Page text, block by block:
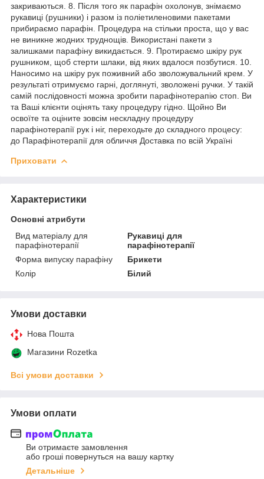
закриваються. 8. Після того як парафін охолонув, знімаємо
рукавиці (рушники) і разом із поліетиленовими пакетами
прибираємо парафін. Процедура на стільки проста, що у вас
не виникне жодних труднощів. Використані пакети з
залишками парафіну викидається. 9. Протираємо шкіру рук
рушником, щоб стерти шлаки, від яких вдалося позбутися. 10.
Наносимо на шкіру рук поживний або зволожувальний крем. У
результаті отримуємо гарні, доглянуті, зволожені ручки. У такій
самій послідовності можна зробити парафінотерапію стоп. Ви
та Ваші клієнти оцінять таку процедуру гідно. Щойно Ви
освоїте та оціните зовсім нескладну процедуру
парафінотерапії рук і ніг, переходьте до складного процесу:
до Парафінотерапії для обличчя Доставка по всій Україні
Приховати
Характеристики
Основні атрибути
Вид матеріалу для
парафінотерапії
Рукавиці для
парафінотерапії
Форма випуску парафіну
Брикети
Колір
Білий
Умови доставки
Нова Пошта
Магазини Rozetka
Всі умови доставки
Умови оплати
Ви отримаєте замовлення
або гроші повернуться на вашу картку
Детальніше